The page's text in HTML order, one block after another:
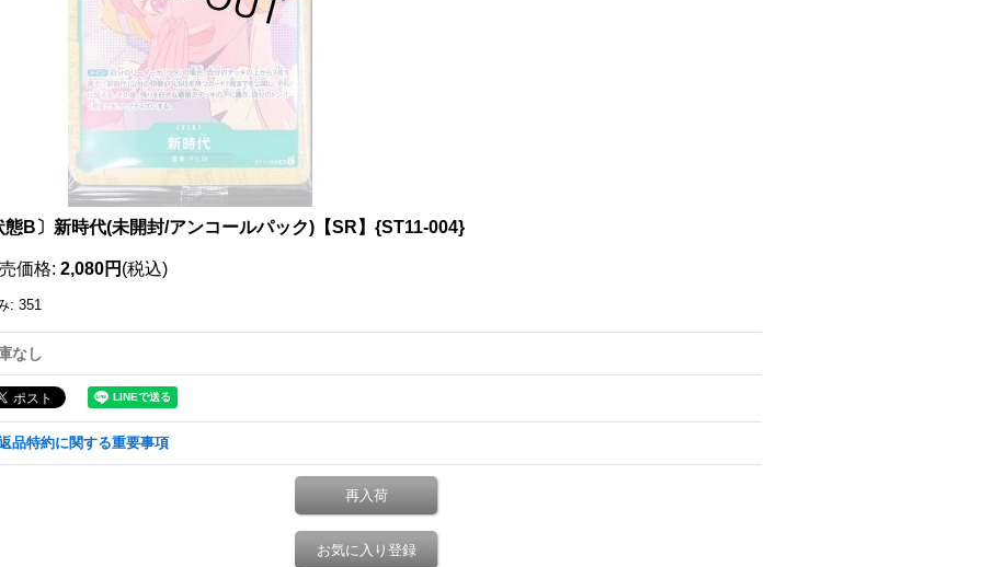
態B〕新時代(未開封/アンコールパック)【SR】{ST11-004}
価格: 2,080円 (税込)
: 351
なし
品特約に関する重要事項
再入荷
お気に入り登録